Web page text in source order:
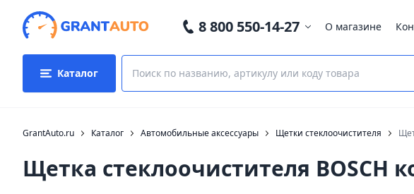
8 800 550-14-27 О магазине
Каталог
GrantAuto.ru Каталог Автомобильные аксессуары Щетки стеклоочистителя
Щетка стеклоочистителя BOSCH